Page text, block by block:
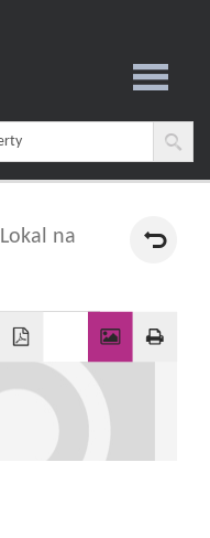
Strona
główna
Oferta
Lokal na